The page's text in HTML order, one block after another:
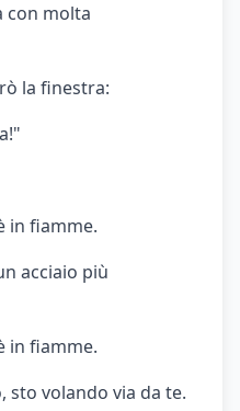
con molta
la finestra:
in fiamme.
acciaio più
in fiamme.
sto volando via da te.